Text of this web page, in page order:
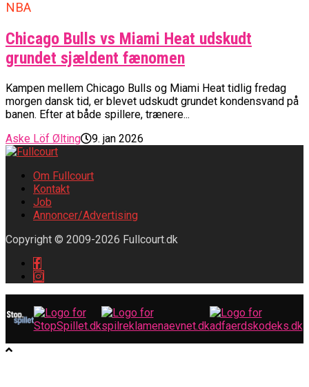
NBA
Chicago Bulls vs Miami Heat udskudt
grundet sjældent fænomen
Kampen mellem Chicago Bulls og Miami Heat tidlig fredag
morgen dansk tid, er blevet udskudt grundet kondensvand på
banen. Efter at både spillere, trænere...
Aske Löf Ølting
9. jan 2026
Om Fullcourt
Kontakt
Job
Annoncer/Advertising
Copyright © 2009-2026 Fullcourt.dk